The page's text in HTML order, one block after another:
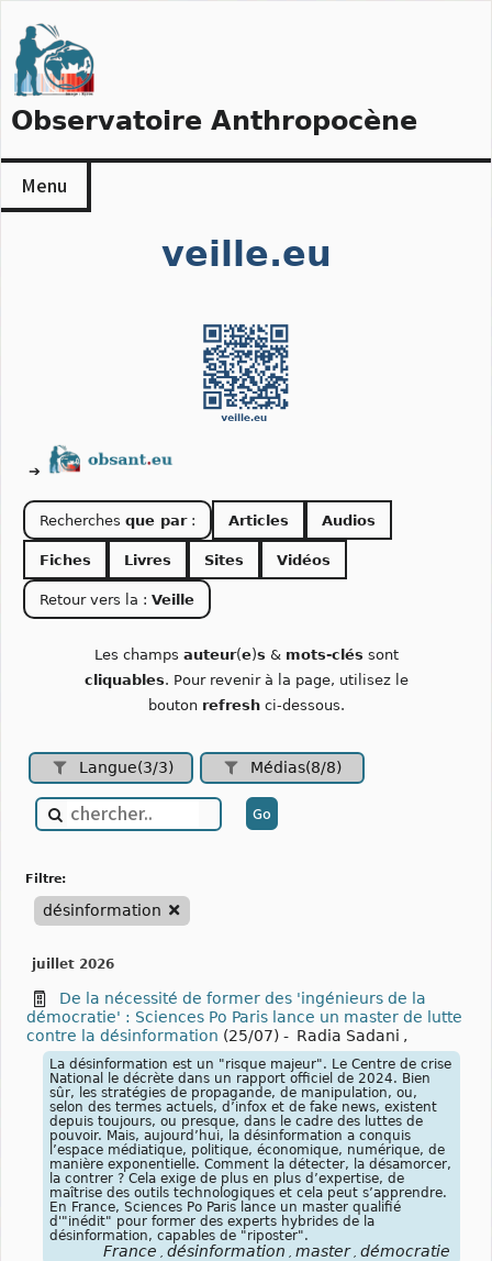
to
content
Observatoire Anthropocène
Menu
veille.eu
➔
Recherches que par: Articles Audios
Fiches Livres Sites Vidéos
Retour vers la : Veille
Les champs auteur(e)s & mots-clés sont
cliquables. Pour revenir à la page, utilisez le
bouton refreshci-dessous.
Langue(3/3) Médias(8/8)
filtre:
désinformation
juillet 2026
De la nécessité de former des 'ingénieurs de la
démocratie' : Sciences Po Paris lance un master de lutte
contre la désinformation (25/07) - Radia Sadani ,
La désinformation est un "risque majeur". Le Centre de crise
National le décrète dans un rapport officiel de 2024. Bien
sûr, les stratégies de propagande, de manipulation, ou,
selon des termes actuels, d’infox et de fake news, existent
depuis toujours, ou presque, dans le cadre des luttes de
pouvoir. Mais, aujourd’hui, la désinformation a conquis
l’espace médiatique, politique, économique, numérique, de
manière exponentielle. Comment la détecter, la désamorcer,
la contrer ? Cela exige de plus en plus d’expertise, de
maîtrise des outils technologiques et cela peut s’apprendre.
En France, Sciences Po Paris lance un master qualifié
d'"inédit" pour former des experts hybrides de la
désinformation, capables de "riposter".
France désinformation master démocratie